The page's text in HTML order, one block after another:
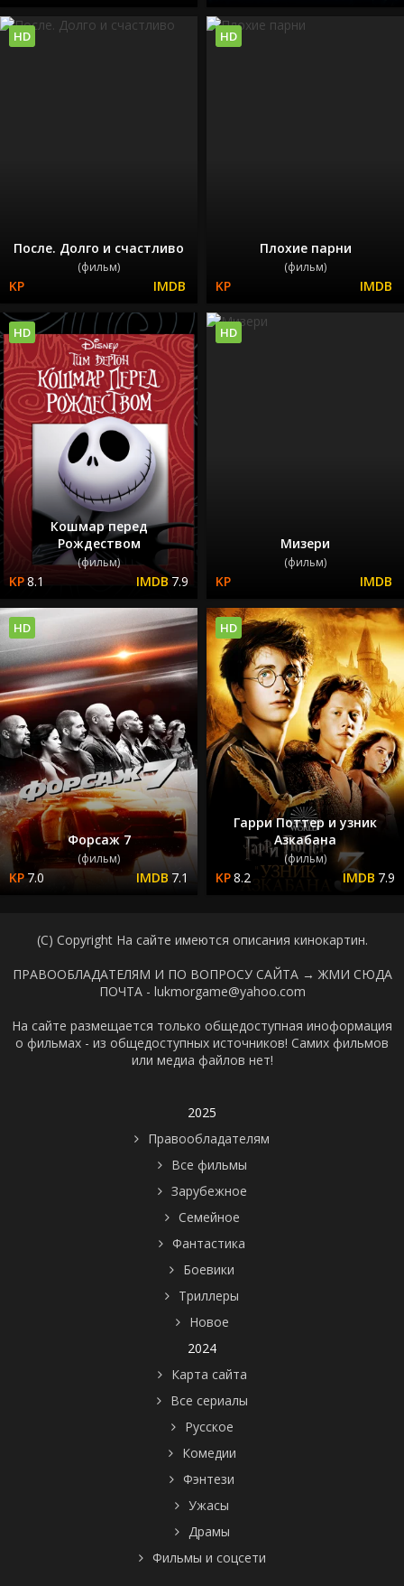
После. Долго и счастливо
(фильм)
HD
Плохие парни
(фильм)
HD
Кошмар перед
Рождеством
(фильм)
8.1 7.9
HD
Мизери
(фильм)
HD
Форсаж 7
(фильм)
7.0 7.1
HD
Гарри Поттер и узник
Азкабана
(фильм)
8.2 7.9
HD
(C) Copyright На сайте имеются описания кинокартин.
ПРАВООБЛАДАТЕЛЯМ И ПО ВОПРОСУ САЙТА → ЖМИ СЮДА
ПОЧТА - lukmorgame@yahoo.com
На сайте размещается только общедоступная иноформация
о фильмах - из общедоступных источников! Самих фильмов
или медиа файлов нет!
2025
Правообладателям
Все фильмы
Зарубежное
Семейное
Фантастика
Боевики
Триллеры
Новое
2024
Карта сайта
Все сериалы
Русское
Комедии
Фэнтези
Ужасы
Драмы
Фильмы и соцсети